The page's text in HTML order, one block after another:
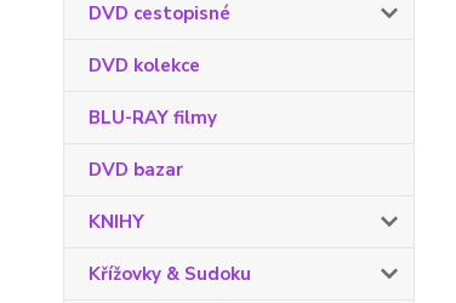
DVD cestopisné
DVD kolekce
BLU-RAY filmy
DVD bazar
KNIHY
Křížovky & Sudoku